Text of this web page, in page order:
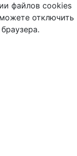
файлов cookies
отключить